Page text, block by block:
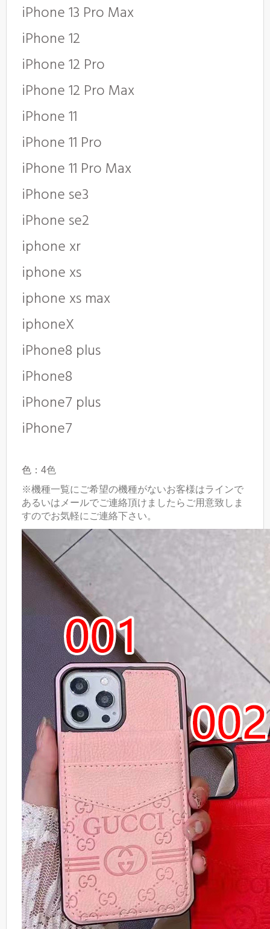
iPhone 13 Pro Max
iPhone 12
iPhone 12 Pro
iPhone 12 Pro Max
iPhone 11
iPhone 11 Pro
iPhone 11 Pro Max
iPhone se3
iPhone se2
iphone xr
iphone xs
iphone xs max
iphoneX
iPhone8 plus
iPhone8
iPhone7 plus
iPhone7
色：4色
※機種一覧にご希望の機種がないお客様はラインで
あるいはメールでご連絡頂けましたらご用意致しま
すのでお気軽にご連絡下さい。